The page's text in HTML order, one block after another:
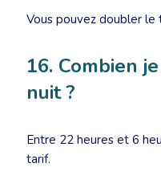
Vous pouvez doubler le
16. Combien
nuit ?
Entre 22 heures et 6
tarif.